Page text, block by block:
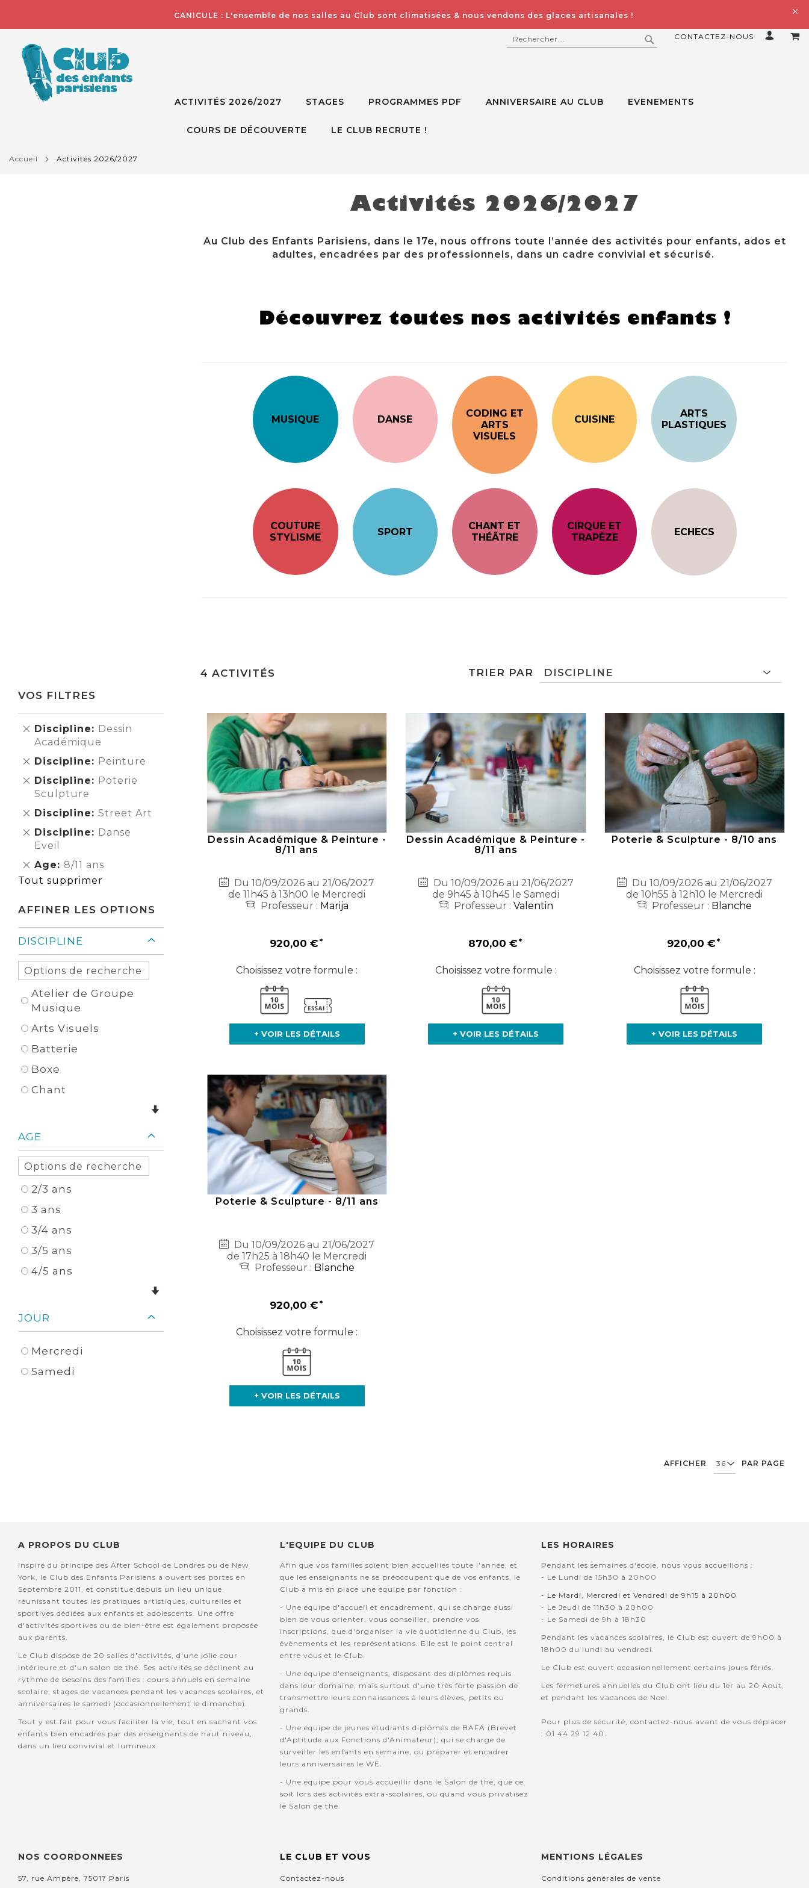
CANICULE : L'ensemble de nos salles au Club sont climatisées & nous vendons des glaces artisanales !
CONTACTEZ-NOUS
RECHERCHER
ACTIVITÉS 2026/2027 STAGES PROGRAMMES PDF ANNIVERSAIRE AU CLUB EVENEMENTS
COURS DE DÉCOUVERTE LE CLUB RECRUTE !
accueil activités 2026/2027
Activités 2026/2027
Au Club des Enfants Parisiens, dans le 17e, nous offrons toute l’année des activités pour enfants, ados et
adultes, encadrées par des professionnels, dans un cadre convivial et sécurisé.
Découvrez toutes nos activités enfants !
MUSIQUE DANSE
CODING ET
ARTS
VISUELS
CUISINE
ARTS
PLASTIQUES
COUTURE
STYLISME
SPORT
CHANT ET
THÉÂTRE
CIRQUE ET
TRAPÈZE
ECHECS
4 ACTIVITÉS TRIER PAR
Dessin Académique & Peinture -
8/11 ans
Du 10/09/2026 au 21/06/2027
de 11h45 à 13h00 le Mercredi
Professeur : Marija
920,00 €
Choisissez votre formule :
+ VOIR LES DÉTAILS
Dessin Académique & Peinture -
8/11 ans
Du 10/09/2026 au 21/06/2027
de 9h45 à 10h45 le Samedi
Professeur : Valentin
870,00 €
Choisissez votre formule :
+ VOIR LES DÉTAILS
Poterie & Sculpture - 8/10 ans
Du 10/09/2026 au 21/06/2027
de 10h55 à 12h10 le Mercredi
Professeur : Blanche
920,00 €
Choisissez votre formule :
+ VOIR LES DÉTAILS
Poterie & Sculpture - 8/11 ans
Du 10/09/2026 au 21/06/2027
de 17h25 à 18h40 le Mercredi
Professeur : Blanche
920,00 €
Choisissez votre formule :
+ VOIR LES DÉTAILS
AFFICHER PAR PAGE
VOS FILTRES
Discipline
Dessin
Académique
Supprimer
cet
Élément
Discipline Peinture
Supprimer
cet
Élément
Discipline
Poterie
Sculpture
Supprimer
cet
Élément
Discipline Street Art
Supprimer
cet
Élément
Discipline
Danse
Eveil
Supprimer
cet
Élément
Age 8/11 ans
Supprimer
cet
Tout supprimer
AFFINER LES OPTIONS
DISCIPLINE
Atelier de Groupe
Musique
Arts Visuels
Batterie
Boxe
Chant
AGE
2/3 ans
3 ans
3/4 ans
3/5 ans
4/5 ans
JOUR
Mercredi
Samedi
A PROPOS DU CLUB
Inspiré du principe des After School de Londres ou de New
York, le Club des Enfants Parisiens a ouvert ses portes en
Septembre 2011, et constitue depuis un lieu unique,
réunissant toutes les pratiques artistiques, culturelles et
sportives dédiées aux enfants et adolescents. Une offre
d'activités sportives ou de bien-être est également proposée
aux parents.
Le Club dispose de 20 salles d'activités, d'une jolie cour
intérieure et d'un salon de thé. Ses activités se déclinent au
rythme de besoins des familles : cours annuels en semaine
scolaire, stages de vacances pendant les vacances scolaires, et
anniversaires le samedi (occasionnellement le dimanche).
Tout y est fait pour vous faciliter la vie, tout en sachant vos
enfants bien encadrés par des enseignants de haut niveau,
dans un lieu convivial et lumineux.
L'EQUIPE DU CLUB
Afin que vos familles soient bien accuellies toute l'année, et
que les enseignants ne se préoccupent que de vos enfants, le
Club a mis en place une équipe par fonction :
- Une équipe d'accueil et encadrement, qui se charge aussi
bien de vous orienter, vous conseiller, prendre vos
inscriptions, que d'organiser la vie quotidienne du Club, les
évènements et les représentations. Elle est le point central
entre vous et le Club.
- Une équipe d'enseignants, disposant des diplômes requis
dans leur domaine, mais surtout d'une très forte passion de
transmettre leurs connaissances à leurs élèves, petits ou
grands.
- Une équipe de jeunes étudiants diplômés de BAFA (Brevet
d'Aptitude aux Fonctions d'Animateur); qui se charge de
surveiller les enfants en semaine, ou préparer et encadrer
leurs anniversaires le WE.
- Une équipe pour vous accueillir dans le Salon de thé, que ce
soit lors des activités extra-scolaires, ou quand vous privatisez
le Salon de thé.
LES HORAIRES
Pendant les semaines d'école, nous vous accueillons :
- Le Lundi de 15h30 à 20h00
- Le Mardi, Mercredi et Vendredi de 9h15 à 20h00
- Le Jeudi de 11h30 à 20h00
- Le Samedi de 9h à 18h30
Pendant les vacances scolaires, le Club est ouvert de 9h00 à
18h00 du lundi au vendredi.
Le Club est ouvert occasionnellement certains jours fériés.
Les fermetures annuelles du Club ont lieu du 1er au 20 Aout,
et pendant les vacances de Noel.
Pour plus de sécurité, contactez-nous avant de vous déplacer
: 01 44 29 12 40.
NOS COORDONNEES
57, rue Ampère, 75017 Paris
LE CLUB ET VOUS
Contactez-nous
MENTIONS LÉGALES
Conditions générales de vente